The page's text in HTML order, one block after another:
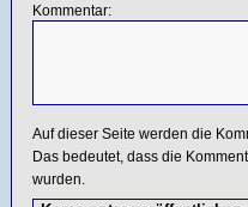
Kommentar:
Auf dieser Seite werden die
Das bedeutet, dass die
wurden.